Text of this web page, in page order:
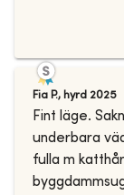
Fia P., hyrd 2025
Fint läge.
underbara
fulla m